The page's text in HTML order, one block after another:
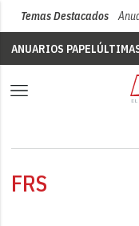
Temas Destacados
ANUARIOS PAPEL
FRS